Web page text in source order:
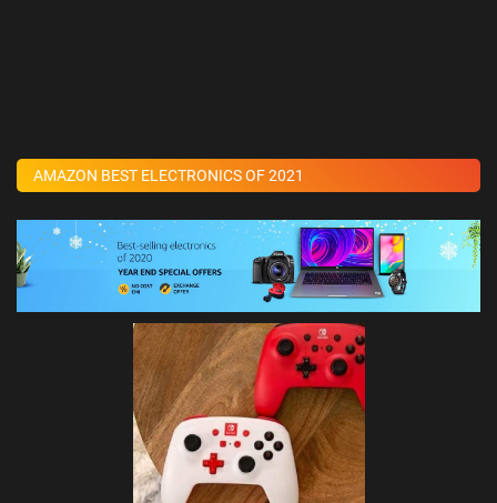
AMAZON BEST ELECTRONICS OF 2021